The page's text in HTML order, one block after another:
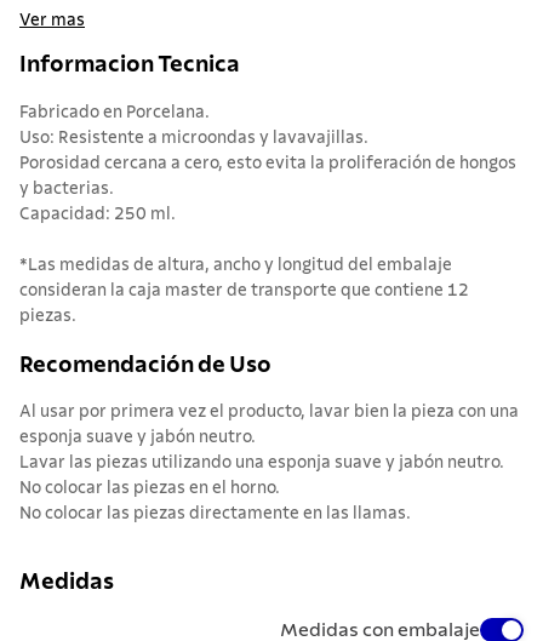
Ver mas
Informacion Tecnica
Fabricado en Porcelana.
Uso: Resistente a microondas y lavavajillas.
Porosidad cercana a cero, esto evita la proliferación de hongos
y bacterias.
Capacidad: 250 ml.
*Las medidas de altura, ancho y longitud del embalaje
consideran la caja master de transporte que contiene 12
piezas.
Recomendación de Uso
Al usar por primera vez el producto, lavar bien la pieza con una
esponja suave y jabón neutro.
Lavar las piezas utilizando una esponja suave y jabón neutro.
No colocar las piezas en el horno.
No colocar las piezas directamente en las llamas.
Medidas
Medidas con embalaje